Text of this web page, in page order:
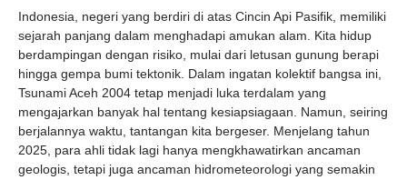
Indonesia, negeri yang berdiri di atas Cincin Api Pasifik, memiliki
sejarah panjang dalam menghadapi amukan alam. Kita hidup
berdampingan dengan risiko, mulai dari letusan gunung berapi
hingga gempa bumi tektonik. Dalam ingatan kolektif bangsa ini,
Tsunami Aceh 2004 tetap menjadi luka terdalam yang
mengajarkan banyak hal tentang kesiapsiagaan. Namun, seiring
berjalannya waktu, tantangan kita bergeser. Menjelang tahun
2025, para ahli tidak lagi hanya mengkhawatirkan ancaman
geologis, tetapi juga ancaman hidrometeorologi yang semakin